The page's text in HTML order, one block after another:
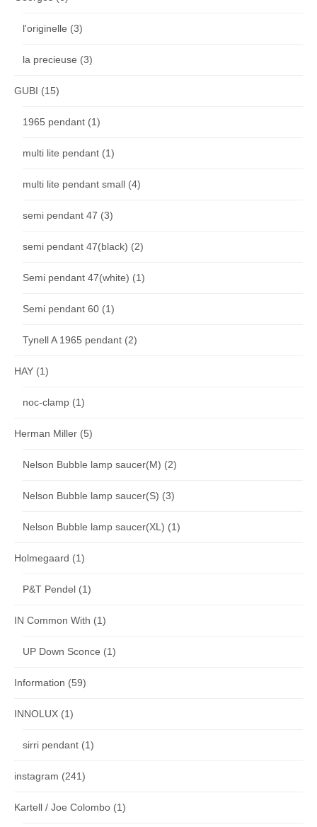
l'originelle (3)
la precieuse (3)
GUBI (15)
1965 pendant (1)
multi lite pendant (1)
multi lite pendant small (4)
semi pendant 47 (3)
semi pendant 47(black) (2)
Semi pendant 47(white) (1)
Semi pendant 60 (1)
Tynell A 1965 pendant (2)
HAY (1)
noc-clamp (1)
Herman Miller (5)
Nelson Bubble lamp saucer(M) (2)
Nelson Bubble lamp saucer(S) (3)
Nelson Bubble lamp saucer(XL) (1)
Holmegaard (1)
P&T Pendel (1)
IN Common With (1)
UP Down Sconce (1)
Information (59)
INNOLUX (1)
sirri pendant (1)
instagram (241)
Kartell / Joe Colombo (1)